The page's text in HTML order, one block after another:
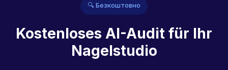
🔍 Безкоштовно
Kostenloses AI-Audit für Ihr
Nagelstudio